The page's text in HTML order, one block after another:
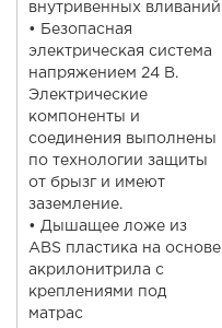
внутривенных вливаний
• Безопасная
электрическая система
напряжением 24 В.
Электрические
компоненты и
соединения выполнены
по технологии защиты
от брызг и имеют
заземление.
• Дышащее ложе из
ABS пластика на основе
акрилонитрила с
креплениями под
матрас